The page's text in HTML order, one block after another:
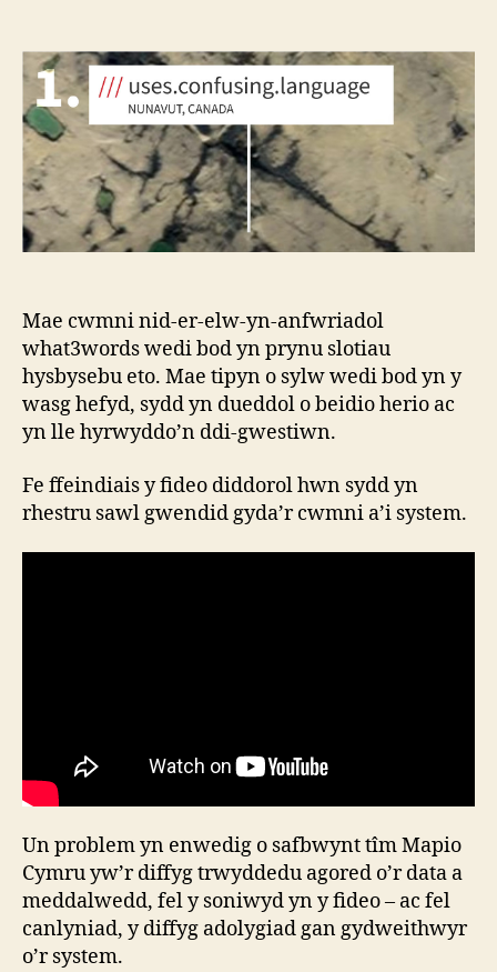
Mae cwmni nid-er-elw-yn-anfwriadol
what3words wedi bod yn prynu slotiau
hysbysebu eto. Mae tipyn o sylw wedi bod yn y
wasg hefyd, sydd yn dueddol o beidio herio ac
yn lle hyrwyddo’n ddi-gwestiwn.
Fe ffeindiais y fideo diddorol hwn sydd yn
rhestru sawl gwendid gyda’r cwmni a’i system.
Un problem yn enwedig o safbwynt tîm Mapio
Cymru yw’r diffyg trwyddedu agored o’r data a
meddalwedd, fel y soniwyd yn y fideo – ac fel
canlyniad, y diffyg adolygiad gan gydweithwyr
o’r system.